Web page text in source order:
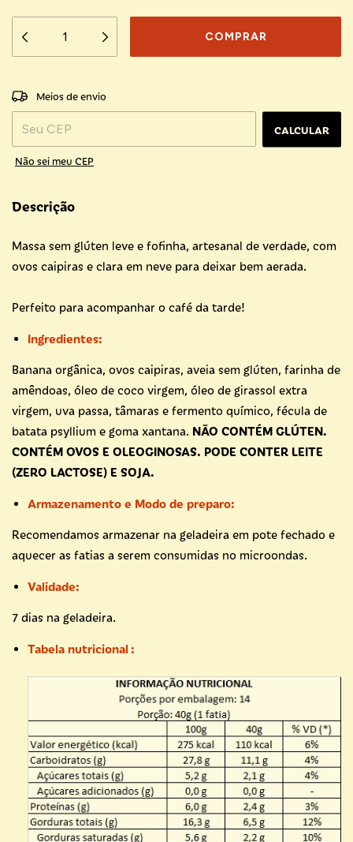
Entregas para o CEP:
Meios de envio
CALCULAR
Não sei meu CEP
Descrição
Massa sem glúten leve e fofinha, artesanal de verdade, com
ovos caipiras e clara em neve para deixar bem aerada.
Perfeito para acompanhar o café da tarde!
Ingredientes:
Banana orgânica, ovos caipiras, aveia sem glúten, farinha de
amêndoas, óleo de coco virgem, óleo de girassol extra
virgem, uva passa, tâmaras e fermento químico, fécula de
batata psyllium e goma xantana. NÃO CONTÉM GLÚTEN.
CONTÉM OVOS E OLEOGINOSAS. PODE CONTER LEITE
(ZERO LACTOSE) E SOJA.
Armazenamento e Modo de preparo:
Recomendamos armazenar na geladeira em pote fechado e
aquecer as fatias a serem consumidas no microondas.
Validade:
7 dias na geladeira.
Tabela nutricional :